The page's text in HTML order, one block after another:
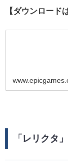
【ダウンロード
「レリクタ